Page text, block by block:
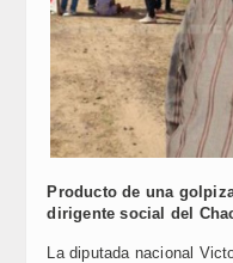
Producto de una
dirigente social del
La diputada nacional